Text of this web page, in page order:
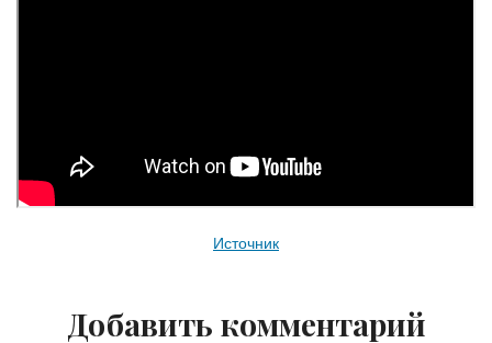
Источник
Добавить комментарий